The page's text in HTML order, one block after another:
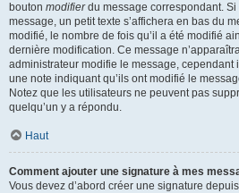
bouton modifierdu message correspondant.
message, un petit texte s’affichera en bas du
modifié, le nombre de fois qu’il a été modifié
dernière modification. Ce message
administrateur modifie le message,
une note indiquant qu’ils ont modifié le
Notez que les utilisateurs ne peuvent pas
quelqu’un y a répondu.
Haut
Comment ajouter une signature à mes
Vous devez d’abord créer une signature